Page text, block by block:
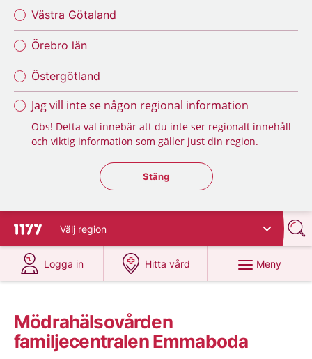
Västra Götaland
Örebro län
Östergötland
Jag vill inte se någon regional information
Obs! Detta val innebär att du inte ser regionalt innehåll
och viktig information som gäller just din region.
Stäng regionsväljaren
Stäng
Till startsidan för 1177
Välj region
Logga in
på 1177.se
Hitta vård
på 1177.se
Meny
Mödrahälsovården
familjecentralen Emmaboda